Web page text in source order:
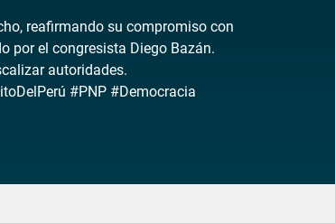
reafirmando su compromiso con
por el congresista Diego Bazán.
autoridades.
#PNP #Democracia